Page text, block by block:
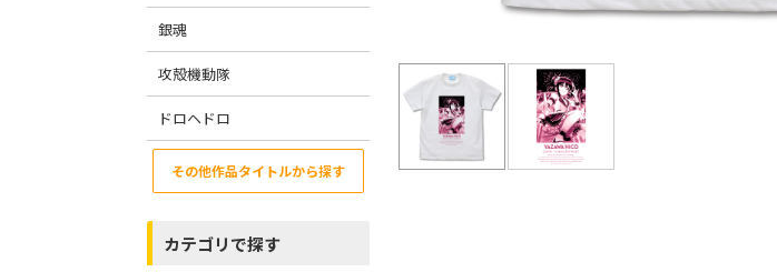
銀魂
攻殻機動隊
ドロヘドロ
その他作品タイトルから探す
カテゴリで探す